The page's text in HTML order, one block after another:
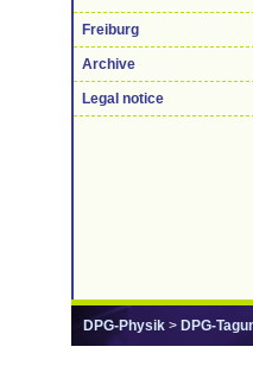
Freiburg
Archive
Legal notice
DPG-Physik > DPG-